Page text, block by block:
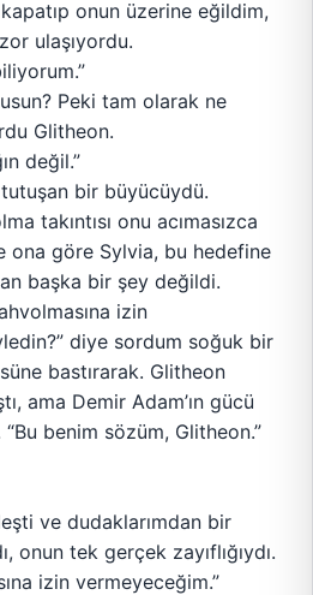
onun üzerine eğildim,
ulaşıyordu.
Peki tam olarak ne
Glitheon.
değil.”
tutuşan bir büyücüydü.
takıntısı onu acımasızca
ona göre Sylvia, bu hedefine
başka bir şey değildi.
izin
diye sordum soğuk bir
bastırarak. Glitheon
ama Demir Adam’ın gücü
benim sözüm, Glitheon.”
ve dudaklarımdan bir
onun tek gerçek zayıflığıydı.
izin vermeyeceğim.”